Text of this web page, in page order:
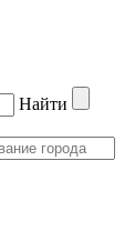
Найти